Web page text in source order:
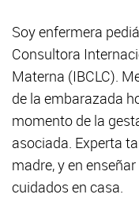
Soy enfermera
Consultora
Materna (IBCLC).
de la embarazada
momento de la
asociada. Experta
madre, y en
cuidados en casa.